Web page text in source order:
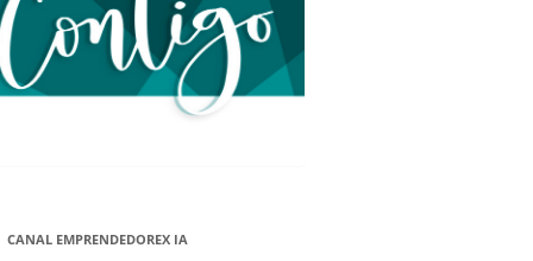
DE
NUEVA
CANAL EMPRENDEDOREX IA